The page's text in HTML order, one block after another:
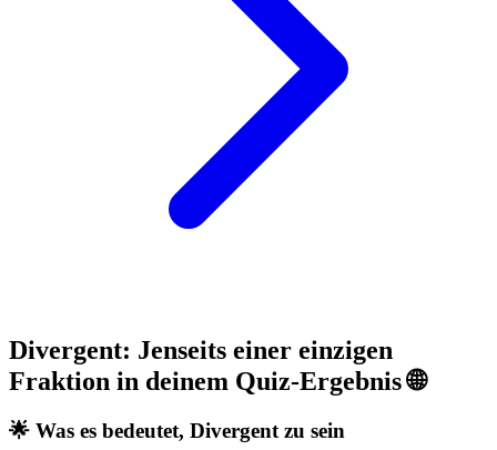
Divergent: Jenseits einer einzigen
Fraktion in deinem Quiz-Ergebnis 🌐
🌟 Was es bedeutet, Divergent zu sein